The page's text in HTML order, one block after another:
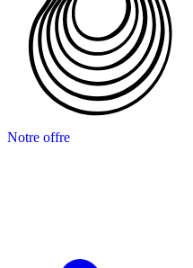
Notre offre